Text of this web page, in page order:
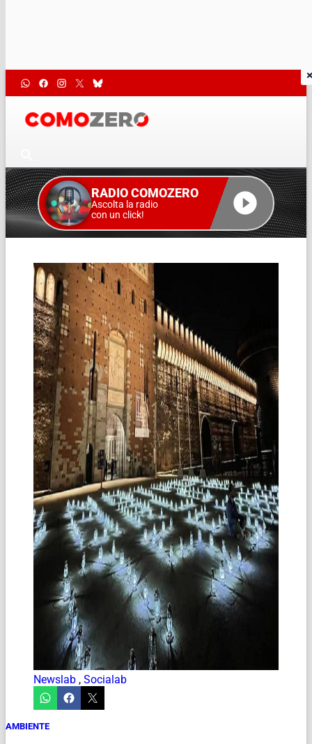
RADIO COMOZERO
Ascolta la radio
con un click!
Newslab , Socialab
AMBIENTE